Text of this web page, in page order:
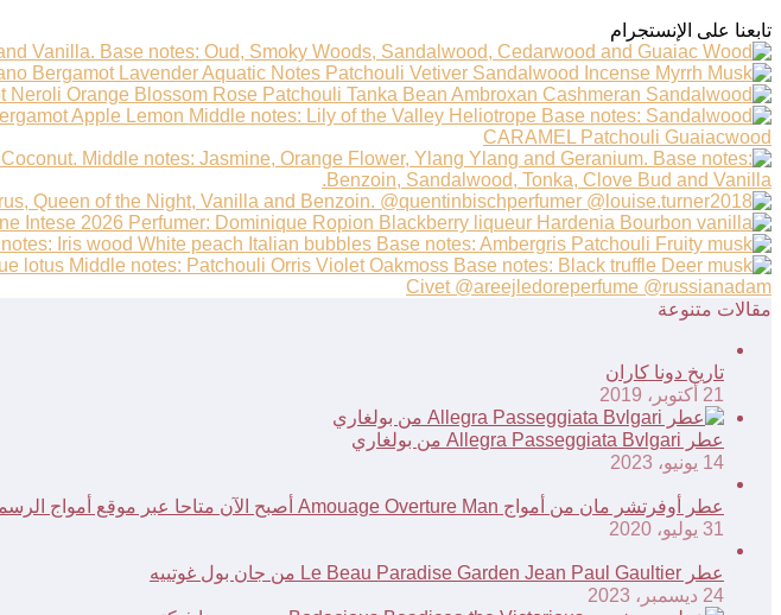
تابعنا على الإنستجرام
مقالات متنوعة
تاريخ دونا كاران
21 أكتوبر، 2019
عطر Allegra Passeggiata Bvlgari من بولغاري
14 يونيو، 2023
عطر أوفرتشر مان من أمواج Amouage Overture Man أصبح الآن متاحا عبر موقع أمواج الرسمي
31 يوليو، 2020
عطر Le Beau Paradise Garden Jean Paul Gaultier من جان بول غوتييه
24 ديسمبر، 2023